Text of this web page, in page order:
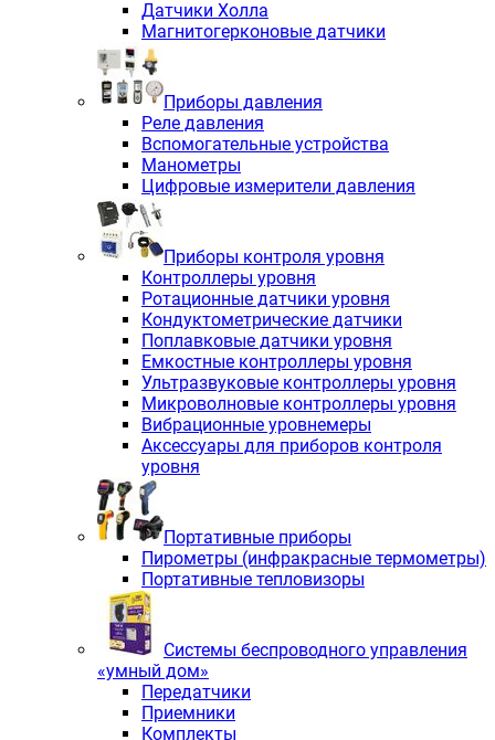
Датчики Холла
Магнитогерконовые датчики
Приборы давления
Реле давления
Вспомогательные устройства
Манометры
Цифровые измерители давления
Приборы контроля уровня
Контроллеры уровня
Ротационные датчики уровня
Кондуктометрические датчики
Поплавковые датчики уровня
Емкостные контроллеры уровня
Ультразвуковые контроллеры уровня
Микроволновые контроллеры уровня
Вибрационные уровнемеры
Аксессуары для приборов контроля
уровня
Портативные приборы
Пирометры (инфракрасные термометры)
Портативные тепловизоры
Системы беспроводного управления
«умный дом»
Передатчики
Приемники
Комплекты